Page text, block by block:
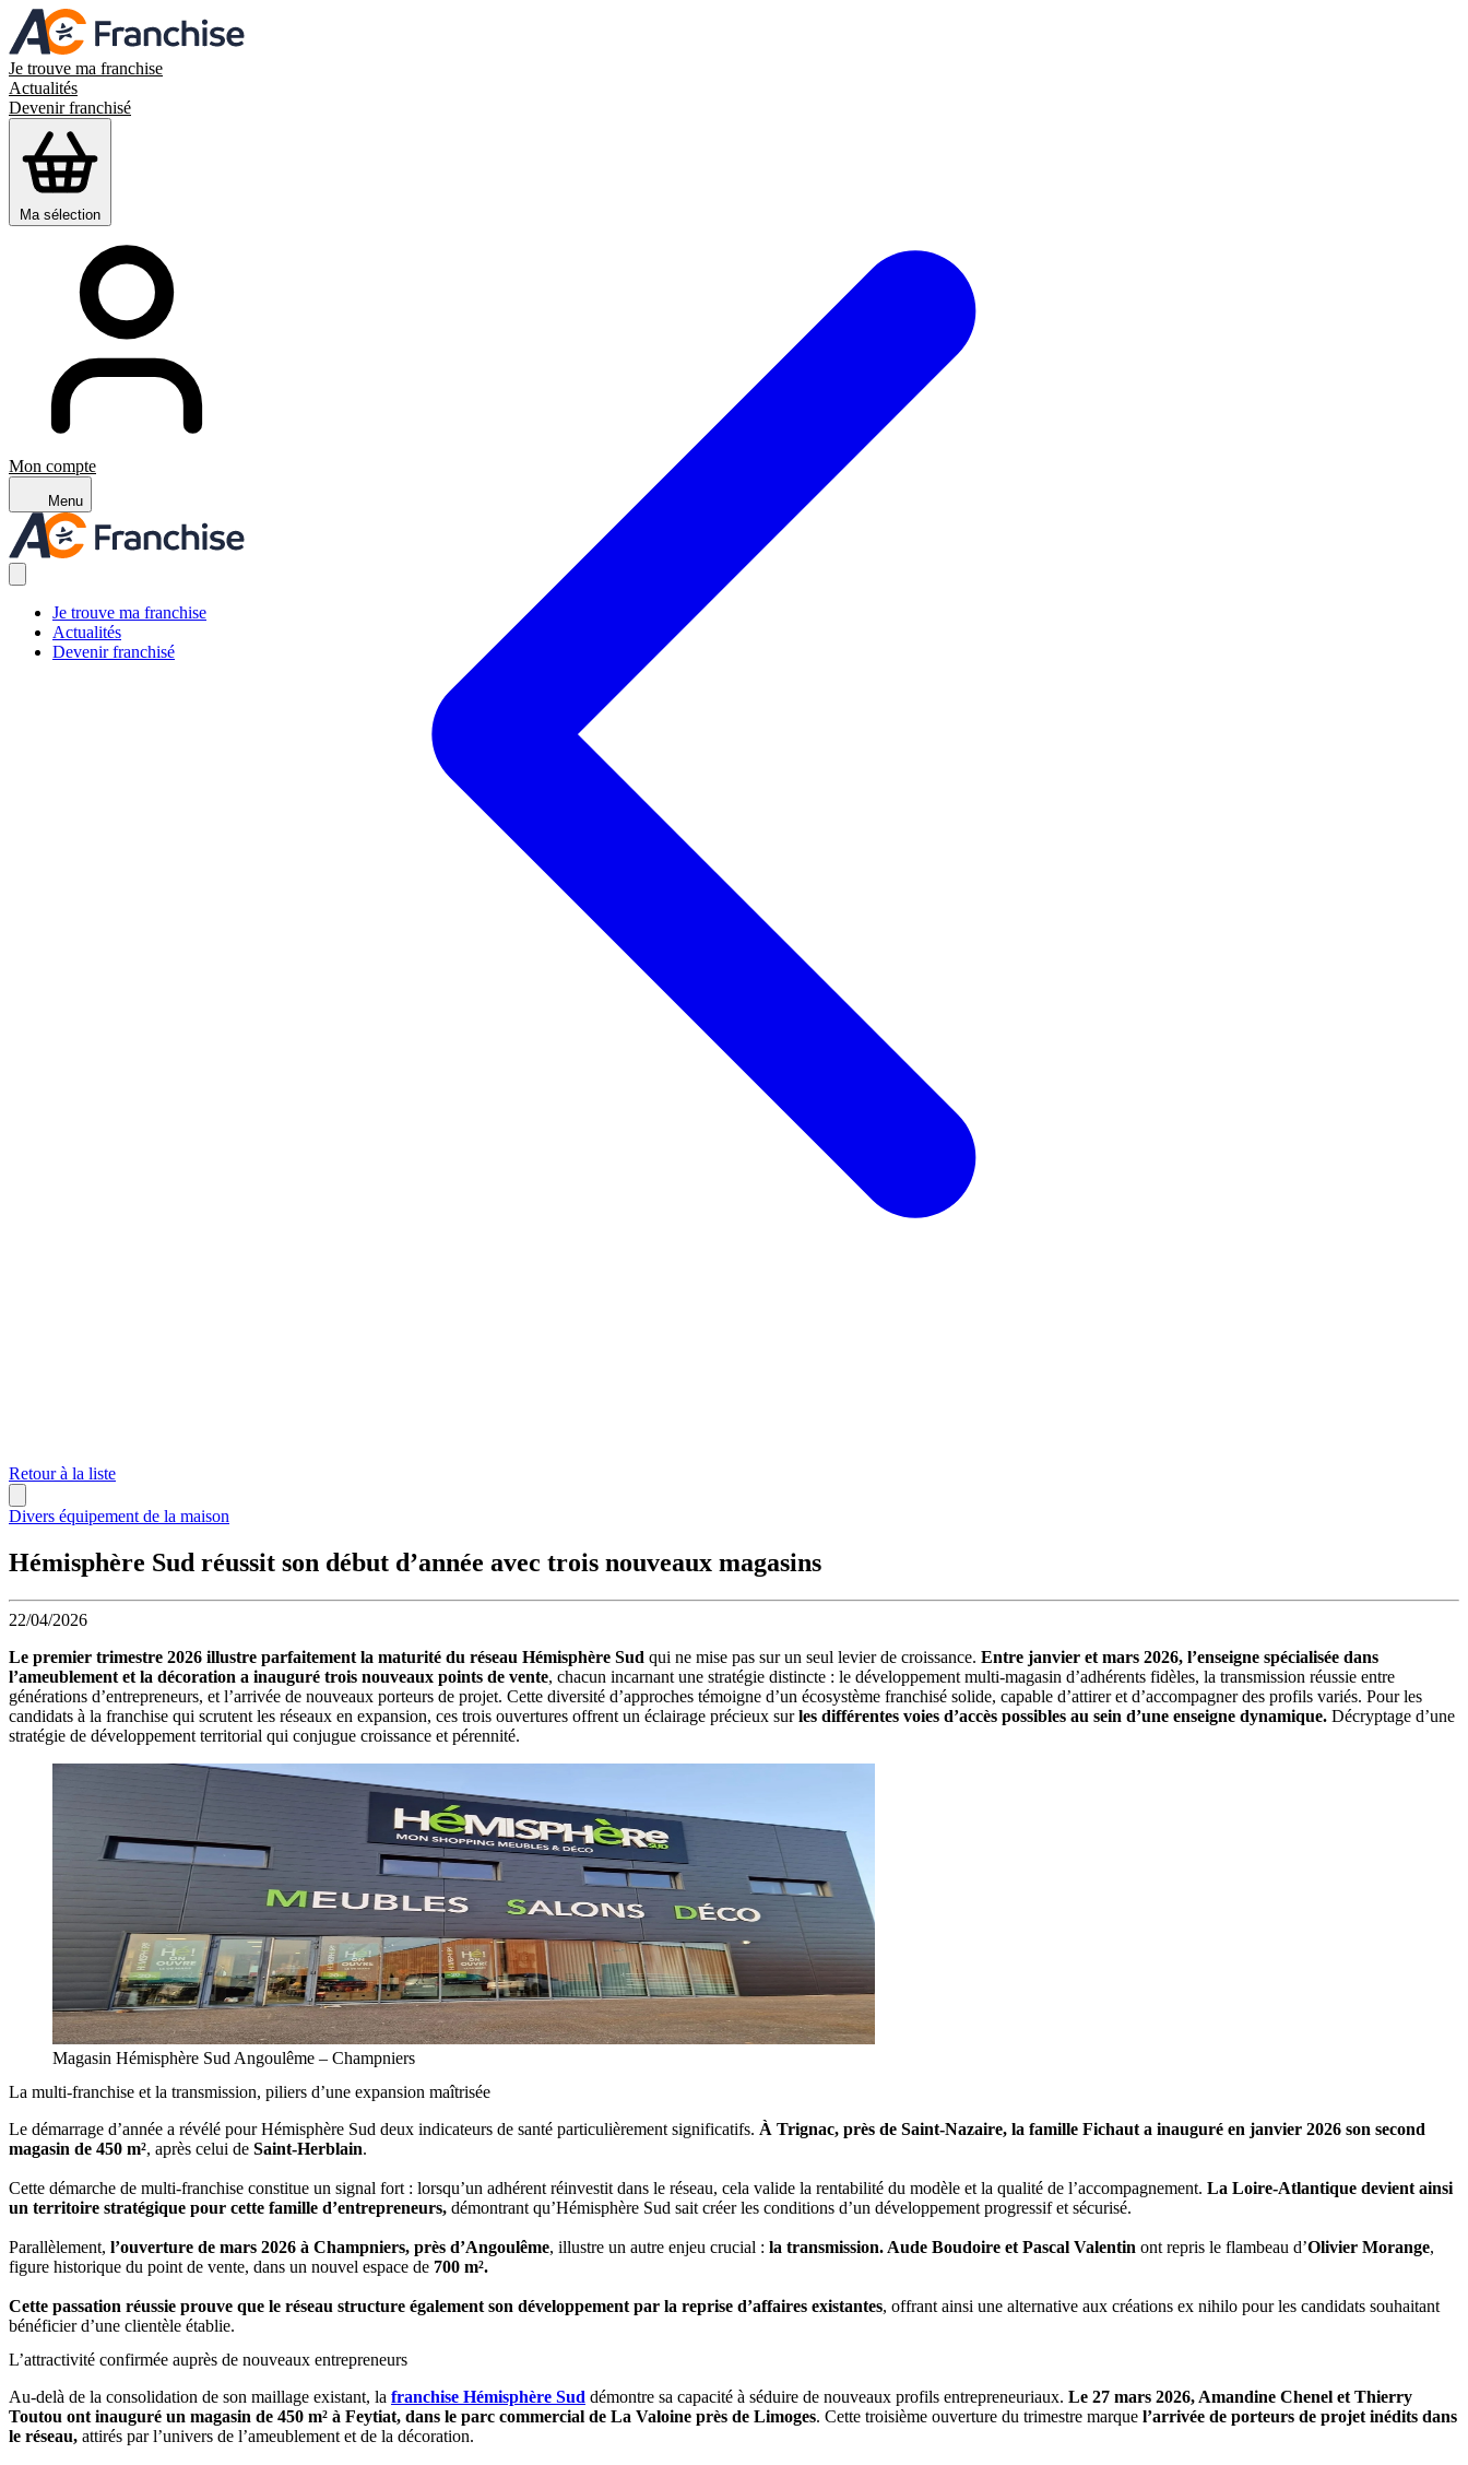
Je trouve ma franchise
Actualités
Devenir franchisé
Ma sélection
Mon compte
Menu
Je trouve ma franchise
Actualités
Devenir franchisé
Retour à la liste
Divers équipement de la maison
Hémisphère Sud réussit son début d’année avec trois nouveaux magasins
22/04/2026
Le premier trimestre 2026 illustre parfaitement la maturité du réseau Hémisphère Sud qui ne mise pas sur un seul levier de croissance. Entre janvier et mars 2026, l’enseigne spécialisée dans
l’ameublement et la décoration a inauguré trois nouveaux points de vente, chacun incarnant une stratégie distincte : le développement multi-magasin d’adhérents fidèles, la transmission réussie entre
générations d’entrepreneurs, et l’arrivée de nouveaux porteurs de projet. Cette diversité d’approches témoigne d’un écosystème franchisé solide, capable d’attirer et d’accompagner des profils variés. Pour les
candidats à la franchise qui scrutent les réseaux en expansion, ces trois ouvertures offrent un éclairage précieux surles différentes voies d’accès possibles au sein d’une enseigne dynamique. Décryptage d’une
stratégie de développement territorial qui conjugue croissance et pérennité.
Magasin Hémisphère Sud Angoulême – Champniers
La multi-franchise et la transmission, piliers d’une expansion maîtrisée
Le démarrage d’année a révélé pour Hémisphère Sud deux indicateurs de santé particulièrement significatifs. À Trignac, près de Saint-Nazaire, la famille Fichaut a inauguré en janvier 2026 son second
magasin de 450 m², après celui de Saint-Herblain.
Cette démarche de multi-franchise constitue un signal fort : lorsqu’un adhérent réinvestit dans le réseau, cela valide la rentabilité du modèle et la qualité de l’accompagnement. La Loire-Atlantique devient ainsi
un territoire stratégique pour cette famille d’entrepreneurs, démontrant qu’Hémisphère Sud sait créer les conditions d’un développement progressif et sécurisé.
Parallèlement, l’ouverture de mars 2026 à Champniers, près d’Angoulême, illustre un autre enjeu crucial : la transmission. Aude Boudoire et Pascal Valentin ont repris le flambeau d’Olivier Morange,
figure historique du point de vente, dans un nouvel espace de 700 m².
Cette passation réussie prouve que le réseau structure également son développement par la reprise d’affaires existantes, offrant ainsi une alternative aux créations ex nihilo pour les candidats souhaitant
bénéficier d’une clientèle établie.
L’attractivité confirmée auprès de nouveaux entrepreneurs
Au-delà de la consolidation de son maillage existant, la franchise Hémisphère Sud démontre sa capacité à séduire de nouveaux profils entrepreneuriaux. Le 27 mars 2026, Amandine Chenel et Thierry
Toutou ont inauguré un magasin de 450 m² à Feytiat, dans le parc commercial de La Valoine près de Limoges. Cette troisième ouverture du trimestre marque l’arrivée de porteurs de projet inédits dans
le réseau, attirés par l’univers de l’ameublement et de la décoration.